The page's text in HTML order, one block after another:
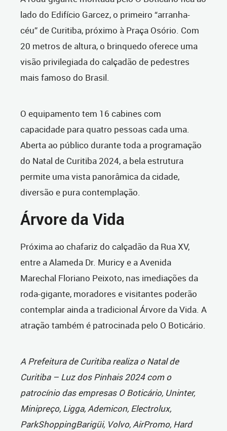
lado do Edifício Garcez, o primeiro “arranha-
céu” de Curitiba, próximo à Praça Osório. Com
20 metros de altura, o brinquedo oferece uma
visão privilegiada do calçadão de pedestres
mais famoso do Brasil.
O equipamento tem 16 cabines com
capacidade para quatro pessoas cada uma.
Aberta ao público durante toda a programação
do Natal de Curitiba 2024, a bela estrutura
permite uma vista panorâmica da cidade,
diversão e pura contemplação.
Árvore da Vida
Próxima ao chafariz do calçadão da Rua XV,
entre a Alameda Dr. Muricy e a Avenida
Marechal Floriano Peixoto, nas imediações da
roda-gigante, moradores e visitantes poderão
contemplar ainda a tradicional Árvore da Vida. A
atração também é patrocinada pelo O Boticário.
A Prefeitura de Curitiba realiza o Natal de
Curitiba – Luz dos Pinhais 2024 com o
patrocínio das empresas O Boticário, Uninter,
Minipreço, Ligga, Ademicon, Electrolux,
ParkShoppingBarigüi, Volvo, AirPromo, Hard